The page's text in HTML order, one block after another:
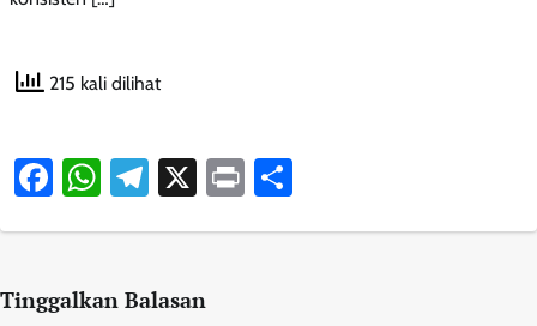
215 kali dilihat
Facebook
WhatsApp
Telegram
X Print
Tinggalkan Balasan